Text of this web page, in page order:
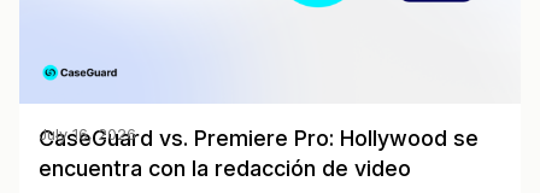
CaseGuard vs. Premiere Pro: Hollywood se
encuentra con la redacción de video
July 16, 2026